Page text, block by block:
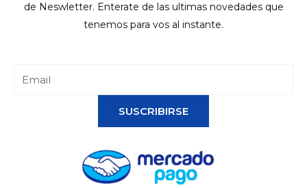
de Neswletter. Enterate de las ultimas novedades que
tenemos para vos al instante.
SUSCRIBIRSE